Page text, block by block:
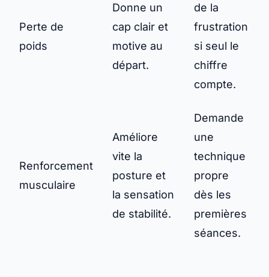
Perte de
poids
Donne un
cap clair et
motive au
départ.
de la
frustration
si seul le
chiffre
compte.
Renforcement
musculaire
Améliore
vite la
posture et
la sensation
de stabilité.
Demande
une
technique
propre
dès les
premières
séances.